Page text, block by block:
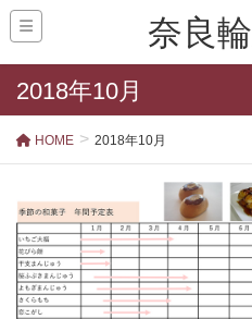
奈良
2018年10月
HOME 2018年10月